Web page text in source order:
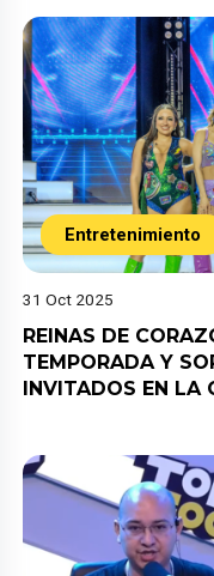
Entretenimiento
31 Oct 2025
REINAS DE
TEMPORADA Y
INVITADOS EN LA